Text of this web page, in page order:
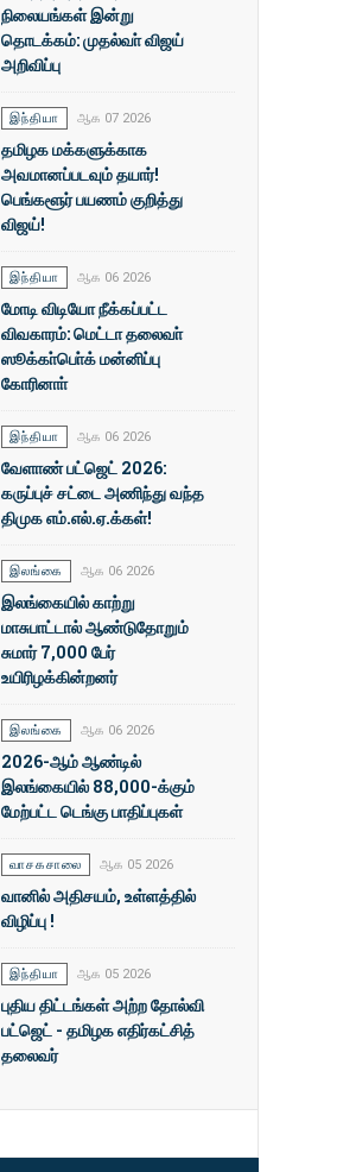
நிலையங்கள் இன்று
தொடக்கம்: முதல்வா் விஜய்
அறிவிப்பு
இந்தியா ஆக 07 2026
தமிழக மக்களுக்காக
அவமானப்படவும் தயார்!
பெங்களூர் பயணம் குறித்து
விஜய்!
இந்தியா ஆக 06 2026
மோடி விடியோ நீக்கப்பட்ட
விவகாரம்: மெட்டா தலைவா்
ஸூக்கா்பொ்க் மன்னிப்பு
கோரினாா்
இந்தியா ஆக 06 2026
வேளாண் பட்ஜெட் 2026:
கருப்புச் சட்டை அணிந்து வந்த
திமுக எம்.எல்.ஏ.க்கள்!
இலங்கை ஆக 06 2026
இலங்கையில் காற்று
மாசுபாட்டால் ஆண்டுதோறும்
சுமார் 7,000 பேர்
உயிரிழக்கின்றனர்
இலங்கை ஆக 06 2026
2026-ஆம் ஆண்டில்
இலங்கையில் 88,000-க்கும்
மேற்பட்ட டெங்கு பாதிப்புகள்
வாசகசாலை ஆக 05 2026
வானில் அதிசயம், உள்ளத்தில்
விழிப்பு !
இந்தியா ஆக 05 2026
புதிய திட்டங்கள் அற்ற தோல்வி
பட்ஜெட் - தமிழக எதிர்கட்சித்
தலைவர்